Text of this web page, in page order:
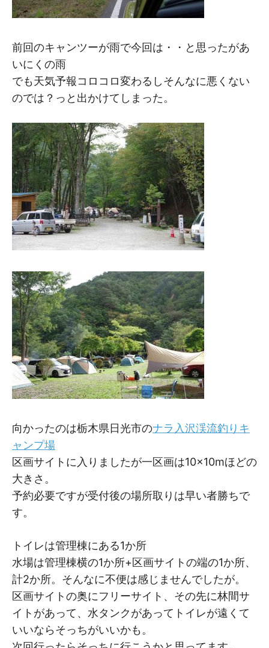
前回のキャンツーが雨で今回は・・と思ったがあ
いにくの雨
でも天気予報コロコロ変わるしそんなに悪くない
のでは？っと出かけてしまった。
向かったのは栃木県日光市のナラ入沢渓流釣りキ
ャンプ場
区画サイトに入りましたが一区画は10×10mほどの
大きさ。
予約必要ですが受付後の場所取りは早い者勝ちで
す。
トイレは管理棟にある1か所
水場は管理棟横の1か所+区画サイトの端の1か所、
計2か所。そんなに不便は感じませんでしたが。
区画サイトの奥にフリーサイト、その先に林間サ
イトがあって、水タンクがあってトイレが遠くて
いいならそっちがいいかも。